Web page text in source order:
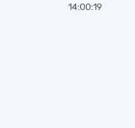
14:00:19